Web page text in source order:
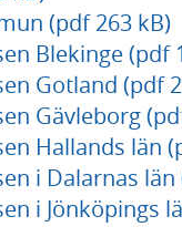
(pdf 263 kB)
Blekinge (pdf
Gotland (pdf
Gävleborg
Hallands län
i Dalarnas län
i Jönköpings